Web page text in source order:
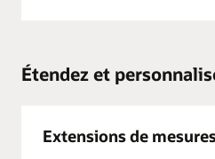
Étendez et
Extensions de